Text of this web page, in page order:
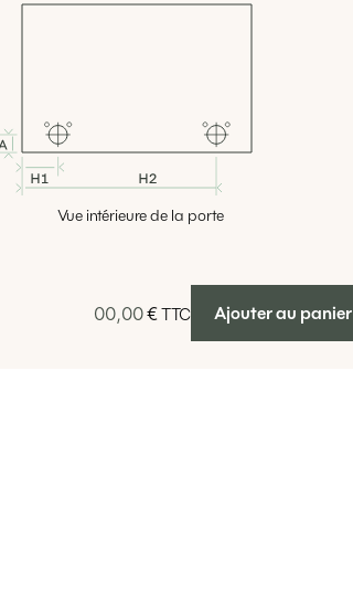
Vue intérieure de la porte
00,00€TTC Ajouter au panier